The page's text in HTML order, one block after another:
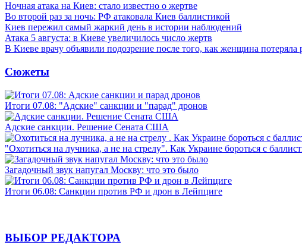
Ночная атака на Киев: стало известно о жертве
Во второй раз за ночь: РФ атаковала Киев баллистикой
Киев пережил самый жаркий день в истории наблюдений
Атака 5 августа: в Киеве увеличилось число жертв
В Киеве врачу объявили подозрение после того, как женщина потеряла
Сюжеты
Итоги 07.08: "Адские" санкции и "парад" дронов
Адские санкции. Решение Сената США
"Охотиться на лучника, а не на стрелу". Как Украине бороться с
Загадочный звук напугал Москву: что это было
Итоги 06.08: Санкции против РФ и дрон в Лейпциге
ВЫБОР РЕДАКТОРА